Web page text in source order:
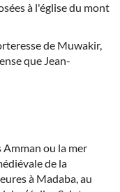
à l'église du mont
de Muwakir,
que Jean-
Amman ou la mer
de la
à Madaba, au